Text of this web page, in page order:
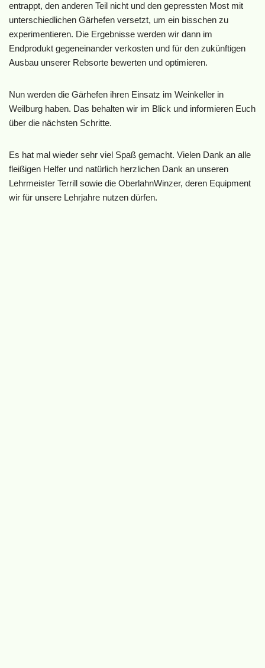
entrappt, den anderen Teil nicht und den gepressten Most mit
unterschiedlichen Gärhefen versetzt, um ein bisschen zu
experimentieren. Die Ergebnisse werden wir dann im
Endprodukt gegeneinander verkosten und für den zukünftigen
Ausbau unserer Rebsorte bewerten und optimieren.
Nun werden die Gärhefen ihren Einsatz im Weinkeller in
Weilburg haben. Das behalten wir im Blick und informieren Euch
über die nächsten Schritte.
Es hat mal wieder sehr viel Spaß gemacht. Vielen Dank an alle
fleißigen Helfer und natürlich herzlichen Dank an unseren
Lehrmeister Terrill sowie die OberlahnWinzer, deren Equipment
wir für unsere Lehrjahre nutzen dürfen.